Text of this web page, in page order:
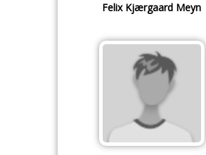
Felix Kjærgaard Meyn